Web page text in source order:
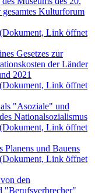
gesamtes Kulturforum
(Dokument, Link öffnet
Gesetzes zur
der Länder
2021
(Dokument, Link öffnet
"Asoziale" und
Nationalsozialismus
(Dokument, Link öffnet
Planens und Bauens
(Dokument, Link öffnet
den
"Berufsverbrecher"